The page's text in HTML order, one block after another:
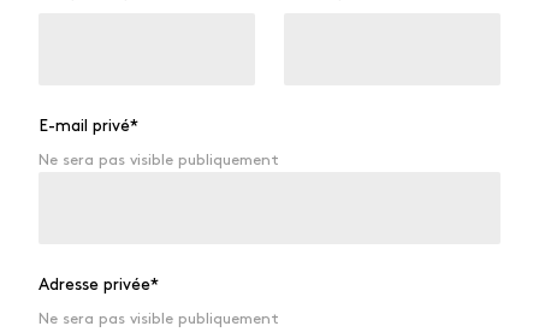
E-mail privé*
Ne sera pas visible publiquement
Adresse privée*
Ne sera pas visible publiquement